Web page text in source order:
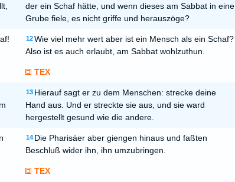
der ein Schaf hätte, und wenn dieses am Sabbat in eine
Grube fiele, es nicht griffe und herauszöge?
12 Wie viel mehr wert aber ist ein Mensch als ein Schaf?
Also ist es auch erlaubt, am Sabbat wohlzuthun.
TEX
13 Hierauf sagt er zu dem Menschen: strecke deine
Hand aus. Und er streckte sie aus, und sie ward
hergestellt gesund wie die andere.
14 Die Pharisäer aber giengen hinaus und faßten
Beschluß wider ihn, ihn umzubringen.
TEX